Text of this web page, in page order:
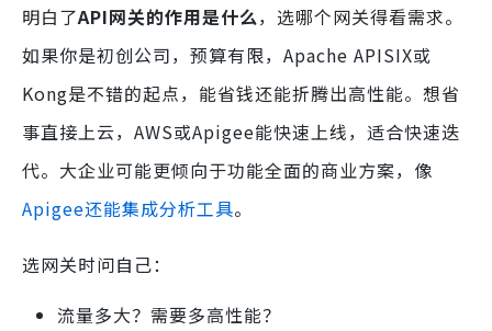
明白了API网关的作用是什么，选哪个网关得看需求。
如果你是初创公司，预算有限，Apache APISIX或
Kong是不错的起点，能省钱还能折腾出高性能。想省
事直接上云，AWS或Apigee能快速上线，适合快速迭
代。大企业可能更倾向于功能全面的商业方案，像
Apigee还能集成分析工具。
选网关时问自己：
流量多大？需要多高性能？